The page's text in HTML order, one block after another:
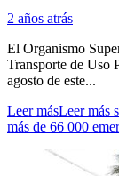
2 años atrás
El Organismo
Transporte de Uso
agosto de este...
Leer másLeer más
más de 66 000